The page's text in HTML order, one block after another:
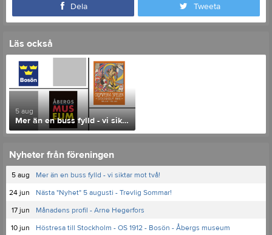
Dela Tweeta
Läs också
5 aug
Mer än en buss fylld - vi siktar mot två!
Nyheter från föreningen
5 aug
Mer än en buss fylld - vi siktar mot två!
24 jun
Nästa "Nyhet" 5 augusti - Trevlig Sommar!
17 jun
Månadens profil - Arne Hegerfors
10 jun
Höstresa till Stockholm - OS 1912 - Bosön - Åbergs museum